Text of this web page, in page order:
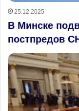
25.12.2025
В Минске
постпредов